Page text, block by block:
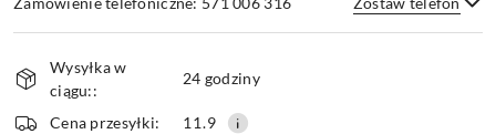
Dostępność
i
dostawa
Wysyłka w
ciągu::
24 godziny
Cena przesyłki: 11.9